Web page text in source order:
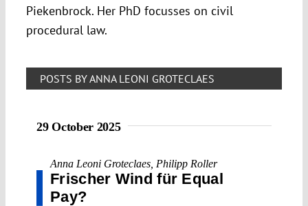
Piekenbrock. Her PhD focusses on civil
procedural law.
POSTS BY ANNA LEONI GROTECLAES
29 October 2025
Anna Leoni Groteclaes Philipp Roller
Frischer Wind für Equal
Pay?